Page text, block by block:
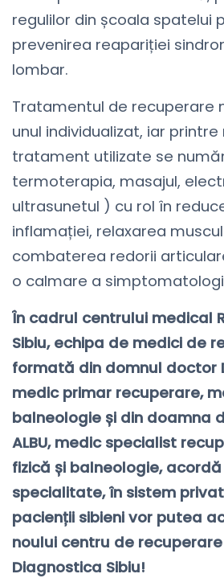
regulilor din școala spatelui
prevenirea reapariției
lombar.
Tratamentul de recuperare
unul individualizat, iar
tratament utilizate se
termoterapia, masajul,
ultrasunetul ) cu rol în
inflamației, relaxarea
combaterea redorii
o calmare a
În cadrul centrului medical
Sibiu, echipa de medici de
formată din domnul doctor
medic primar recuperare,
balneologie și din doamna
ALBU, medic specialist
fizică și balneologie,
specialitate, în sistem
pacienții sibieni vor putea
noului centru de recuperare
Diagnostica Sibiu!